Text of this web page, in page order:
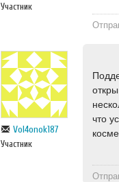
Участник
Vol4onok187
Участник
что